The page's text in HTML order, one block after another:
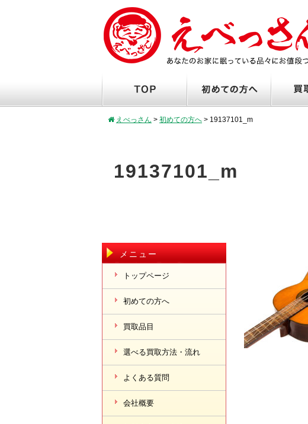
えべっさん > 初めての方へ > 19137101_m
19137101_m
メニュー
トップページ
初めての方へ
買取品目
選べる買取方法・流れ
よくある質問
会社概要